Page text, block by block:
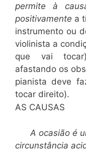
permite à
positivamente a
instrumento ou
violinista a
que vai
afastando os
pianista deve
tocar direito).
AS CAUSAS
A ocasião é
circunstância